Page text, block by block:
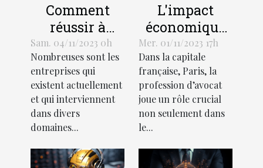
Comment
réussir à
démarquer
votre
entreprise de
la
concurrence ?
Sam. 04/11/2023 0h
Nombreuses sont les
entreprises qui
existent actuellement
et qui interviennent
dans divers
domaines...
L'impact
économique
de la
profession
d'avocat à
Paris
Mer. 01/11/2023 17h
Dans la capitale
française, Paris, la
profession d’avocat
joue un rôle crucial
non seulement dans
le...